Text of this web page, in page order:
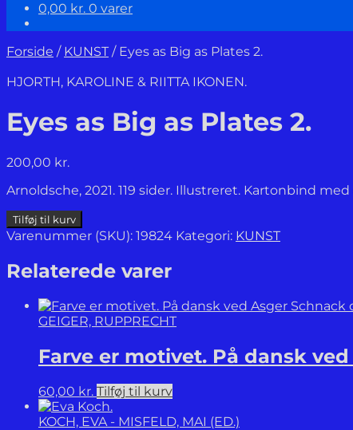
0,00 kr. 0 varer
Forside / KUNST / Eyes as Big as Plates 2.
HJORTH, KAROLINE & RIITTA IKONEN.
Eyes as Big as Plates 2.
200,00 kr.
Arnoldsche, 2021. 119 sider. Illustreret. Kartonbind
Eyes
as
as
Plates
antal
Tilføj til kurv
Varenummer (SKU): 19824 Kategori: KUNST
Relaterede varer
GEIGER, RUPPRECHT
Farve er motivet. På dansk
60,00 kr. Tilføj til kurv
KOCH, EVA - MISFELD, MAI (ED.)